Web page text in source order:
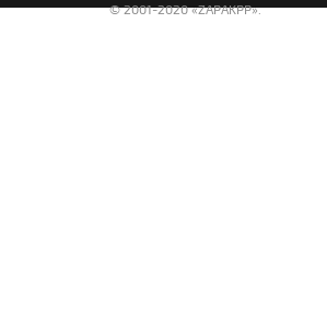
© 2001-2020 «ZAPAKPP».